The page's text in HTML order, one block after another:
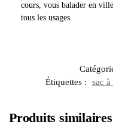
cours, vous balader en
tous les usages.
Étiquettes :
sac
Produits similaires